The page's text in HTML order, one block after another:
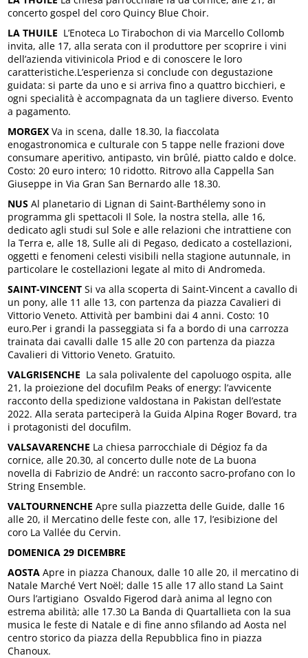
concerto gospel del coro Quincy Blue Choir.
LA THUILE L’Enoteca Lo Tirabochon di via Marcello Collomb
invita, alle 17, alla serata con il produttore per scoprire i vini
dell’azienda vitivinicola Priod e di conoscere le loro
caratteristiche.L’esperienza si conclude con degustazione
guidata: si parte da uno e si arriva fino a quattro bicchieri, e
ogni specialità è accompagnata da un tagliere diverso. Evento
a pagamento.
MORGEX Va in scena, dalle 18.30, la fiaccolata
enogastronomica e culturale con 5 tappe nelle frazioni dove
consumare aperitivo, antipasto, vin brûlé, piatto caldo e dolce.
Costo: 20 euro intero; 10 ridotto. Ritrovo alla Cappella San
Giuseppe in Via Gran San Bernardo alle 18.30.
NUS Al planetario di Lignan di Saint-Barthélemy sono in
programma gli spettacoli Il Sole, la nostra stella, alle 16,
dedicato agli studi sul Sole e alle relazioni che intrattiene con
la Terra e, alle 18, Sulle ali di Pegaso, dedicato a costellazioni,
oggetti e fenomeni celesti visibili nella stagione autunnale, in
particolare le costellazioni legate al mito di Andromeda.
SAINT-VINCENT Si va alla scoperta di Saint-Vincent a cavallo di
un pony, alle 11 alle 13, con partenza da piazza Cavalieri di
Vittorio Veneto. Attività per bambini dai 4 anni. Costo: 10
euro.Per i grandi la passeggiata si fa a bordo di una carrozza
trainata dai cavalli dalle 15 alle 20 con partenza da piazza
Cavalieri di Vittorio Veneto. Gratuito.
VALGRISENCHE La sala polivalente del capoluogo ospita, alle
21, la proiezione del docufilm Peaks of energy: l’avvicente
racconto della spedizione valdostana in Pakistan dell’estate
2022. Alla serata parteciperà la Guida Alpina Roger Bovard, tra
i protagonisti del docufilm.
VALSAVARENCHE La chiesa parrocchiale di Dégioz fa da
cornice, alle 20.30, al concerto dulle note de La buona
novella di Fabrizio de André: un racconto sacro-profano con lo
String Ensemble.
VALTOURNENCHE Apre sulla piazzetta delle Guide, dalle 16
alle 20, il Mercatino delle feste con, alle 17, l’esibizione del
coro La Vallée du Cervin.
DOMENICA 29 DICEMBRE
AOSTA Apre in piazza Chanoux, dalle 10 alle 20, il mercatino di
Natale Marché Vert Noël; dalle 15 alle 17 allo stand La Saint
Ours l’artigiano Osvaldo Figerod darà anima al legno con
estrema abilità; alle 17.30 La Banda di Quartallieta con la sua
musica le feste di Natale e di fine anno sfilando ad Aosta nel
centro storico da piazza della Repubblica fino in piazza
Chanoux.